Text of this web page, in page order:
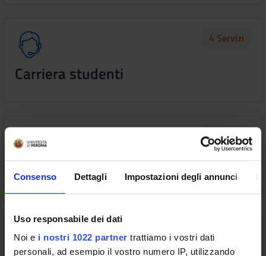
Consenso Dettagli Impostazioni degli annunci
Uso responsabile dei dati
Noi e i nostri 1022 partner trattiamo i vostri dati
personali, ad esempio il vostro numero IP, utilizzando
Carriera studenti
4 Servizi
CLA - Centro Linguistico di Ateneo
16 Servizi
2 Servizi